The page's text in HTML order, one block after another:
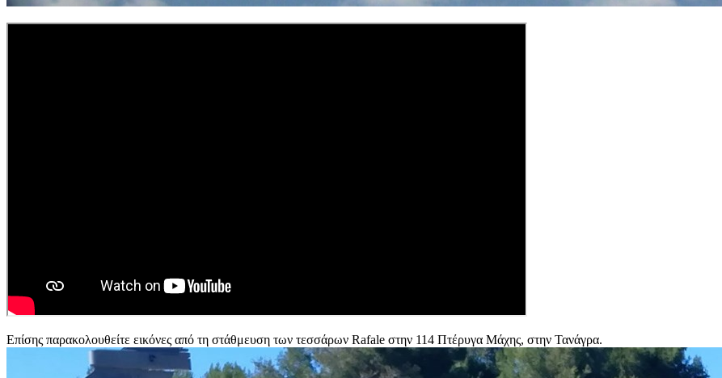
Επίσης παρακολουθείτε εικόνες από τη στάθμευση των τεσσάρων Rafale στην 114 Πτέρυγα Μάχης, στην Τανάγρα.